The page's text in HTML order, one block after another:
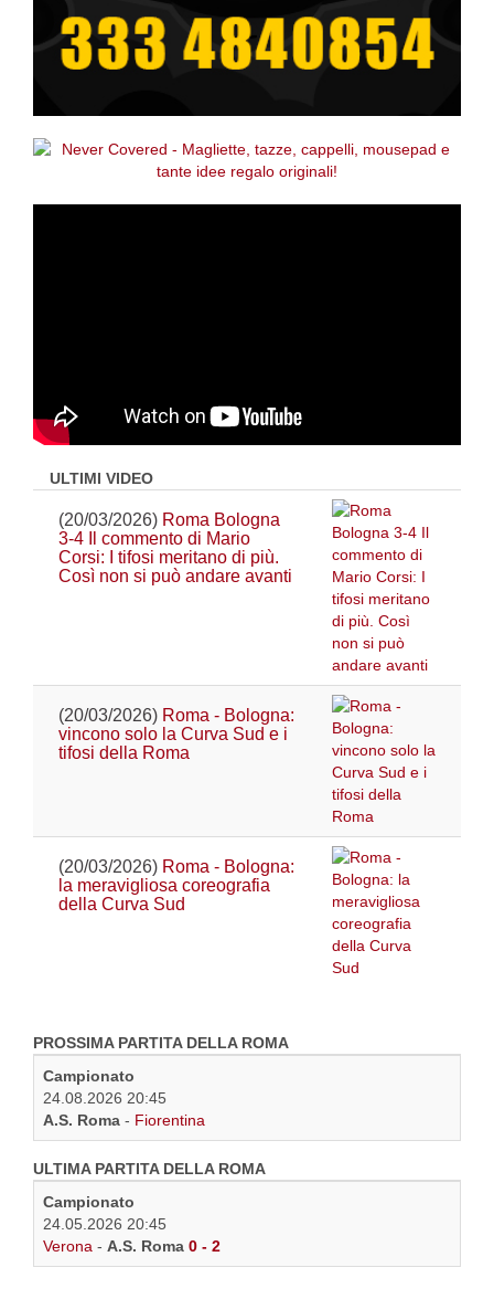
ULTIMI VIDEO
(20/03/2026) Roma Bologna
3-4 Il commento di Mario
Corsi: I tifosi meritano di più.
Così non si può andare avanti
(20/03/2026) Roma - Bologna:
vincono solo la Curva Sud e i
tifosi della Roma
(20/03/2026) Roma - Bologna:
la meravigliosa coreografia
della Curva Sud
PROSSIMA PARTITA DELLA ROMA
Campionato
24.08.2026 20:45
A.S. Roma - Fiorentina
ULTIMA PARTITA DELLA ROMA
Campionato
24.05.2026 20:45
Verona - A.S. Roma 0 - 2